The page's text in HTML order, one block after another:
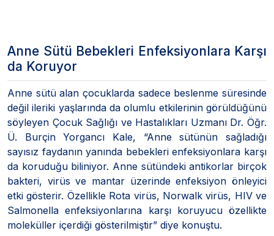
Anne Sütü Bebekleri Enfeksiyonlara Karşı
da Koruyor
Anne sütü alan çocuklarda sadece beslenme süresinde
değil ileriki yaşlarında da olumlu etkilerinin görüldüğünü
söyleyen Çocuk Sağlığı ve Hastalıkları Uzmanı Dr. Öğr.
Ü. Burçin Yorgancı Kale, “Anne sütünün sağladığı
sayısız faydanın yanında bebekleri enfeksiyonlara karşı
da koruduğu biliniyor. Anne sütündeki antikorlar birçok
bakteri, virüs ve mantar üzerinde enfeksiyon önleyici
etki gösterir. Özellikle Rota virüs, Norwalk virüs, HIV ve
Salmonella enfeksiyonlarına karşı koruyucu özellikte
moleküller içerdiği gösterilmiştir” diye konuştu.